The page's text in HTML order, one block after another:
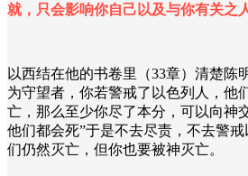
就，只会影响你自己以及与你有关之
以西结在他的书卷里（33章）清楚陈
为守望者，你若警戒了以色列人，他
亡，那么至少你尽了本分，可以向神
他们都会死”于是不去尽责，不去警
们仍然灭亡，但你也要被神灭亡。